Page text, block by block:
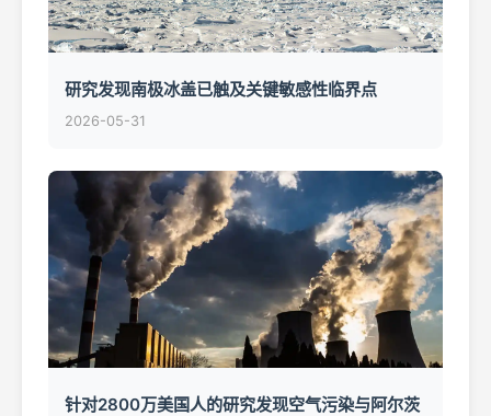
研究发现南极冰盖已触及关键敏感性临界点
2026-05-31
针对2800万美国人的研究发现空气污染与阿尔茨